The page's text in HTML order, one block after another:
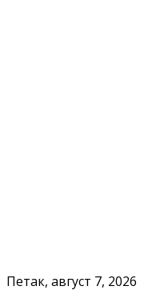
Петак, август 7, 2026